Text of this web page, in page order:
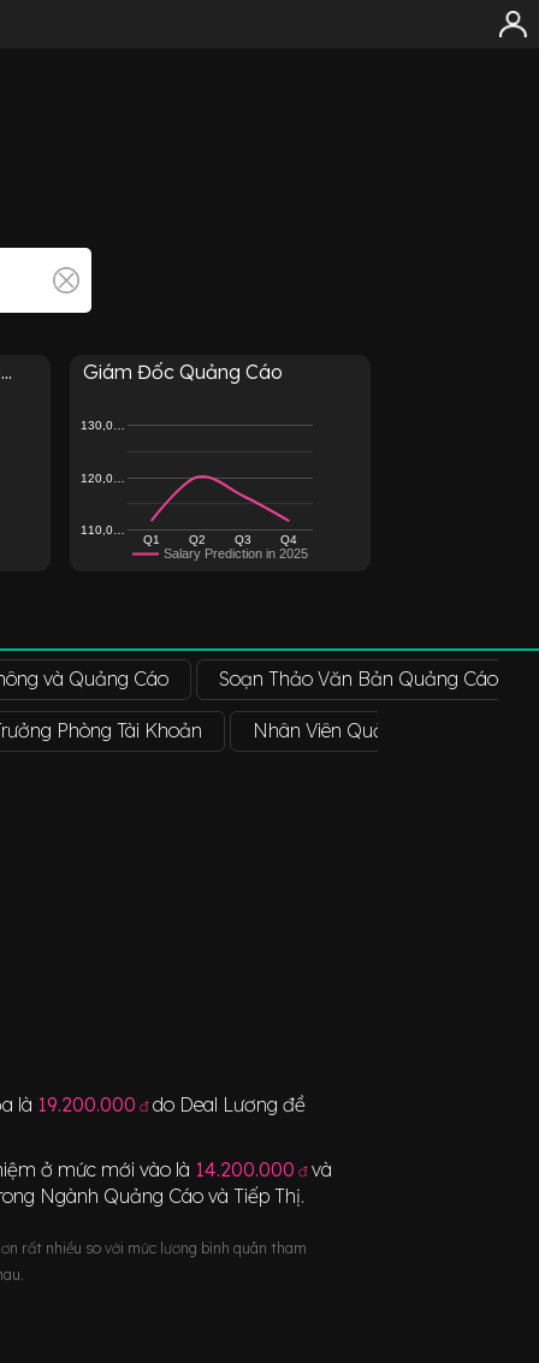
Giám Đốc Quảng Cáo
Salary Prediction in 2025
Q1 Q2 Q3 Q4
110,0…
120,0…
130,0…
và Quảng Cáo Soạn Thảo Văn Bản Quảng Cáo
Phòng Tài Khoản Nhân Viên Quảng Cáo
là 19.200.000 đdo Deal Lương đề
ở mức mới vào là 14.200.000 đ và
Ngành Quảng Cáo và Tiếp Thị.
rất nhiều so với mức lương bình quân tham